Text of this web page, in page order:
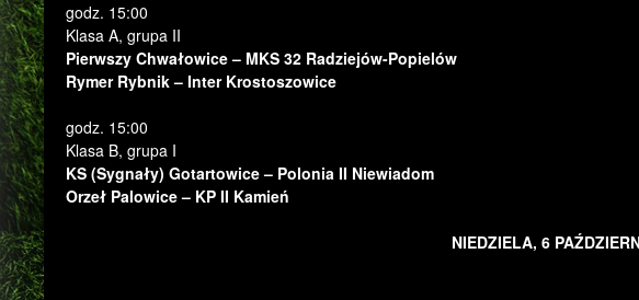
godz. 15:00
Klasa A, grupa II
Pierwszy Chwałowice – MKS 32 Radziejów-Popielów
Rymer Rybnik – Inter Krostoszowice
godz. 15:00
Klasa B, grupa I
KS (Sygnały) Gotartowice – Polonia II Niewiadom
Orzeł Palowice – KP II Kamień
NIEDZIELA, 6